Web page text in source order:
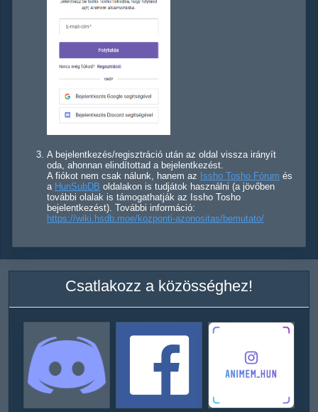
A bejelentkezés/regisztráció után az oldal vissza irányít
oda, ahonnan elindítottad a bejelentkezést.
A fiókot nem csak nálunk, hanem az Issho Tosho Fórum és
a HunSubDB oldalakon is tudjátok használni (a jövőben
további olalak is támogathatják az Issho Tosho
bejelentkezést). További információ:
https://wiki.hsdb.moe/kozponti-azonositas/bemutato/
Csatlakozz a közösséghez!